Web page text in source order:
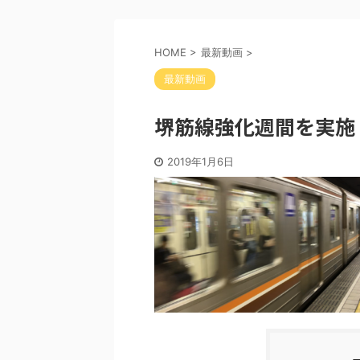
HOME > 最新動画 >
最新動画
堺筋線強化週間を実
2019年1月6日